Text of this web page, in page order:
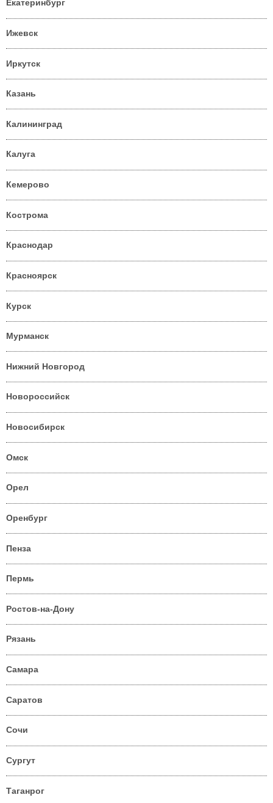
Екатеринбург
Ижевск
Иркутск
Казань
Калининград
Калуга
Кемерово
Кострома
Краснодар
Красноярск
Курск
Мурманск
Нижний Новгород
Новороссийск
Новосибирск
Омск
Орел
Оренбург
Пенза
Пермь
Ростов-на-Дону
Рязань
Самара
Саратов
Сочи
Сургут
Таганрог